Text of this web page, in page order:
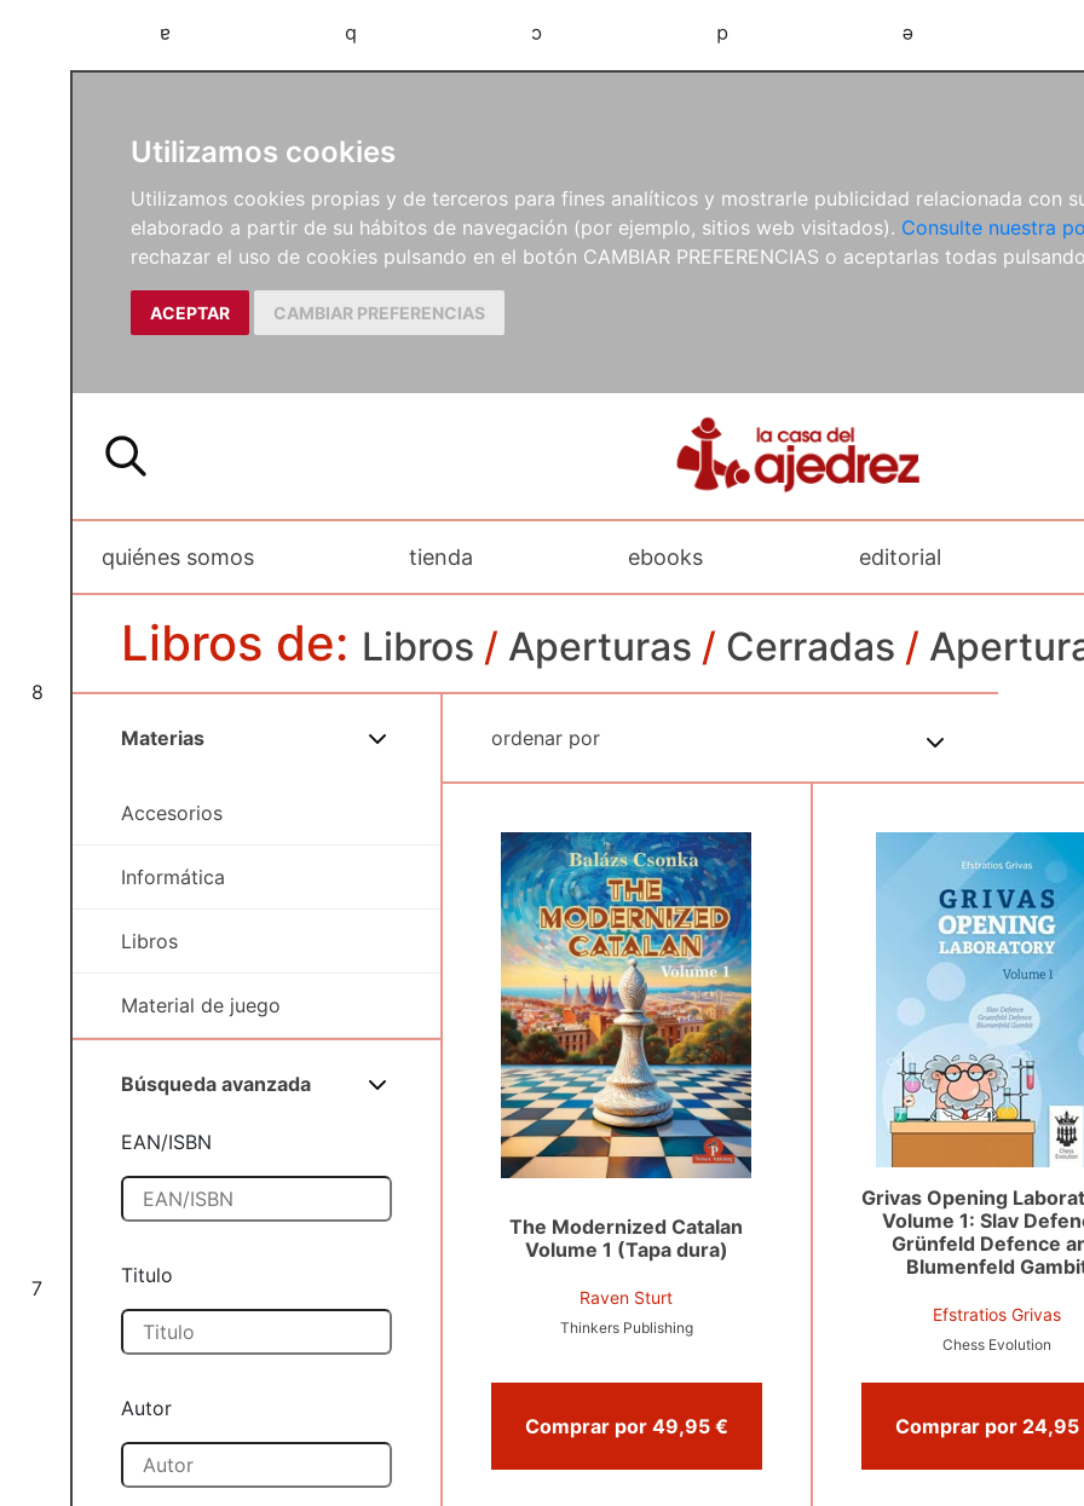
Utilizamos cookies
Utilizamos cookies propias y de terceros para fines analíticos y mostrarle publicidad relacionada con
elaborado a partir de su hábitos de navegación (por ejemplo, sitios web visitados). Consulte nuestra
rechazar el uso de cookies pulsando en el botón CAMBIAR PREFERENCIAS o aceptarlas todas
ACEPTAR CAMBIAR PREFERENCIAS
a b c d e
8
7
quiénes somos tienda ebooks editorial
Libros de: Libros / Aperturas / Cerradas /
Materias
Accesorios
Informática
Libros
Material de juego
Búsqueda avanzada
EAN/ISBN
Titulo
Autor
The Modernized Catalan
Volume 1 (Tapa dura)
Raven Sturt
Thinkers Publishing
Comprar por 49,95 €
Grivas Opening
Volume 1: Slav
Grünfeld Defence
Blumenfeld
Efstratios Grivas
Chess Evolution